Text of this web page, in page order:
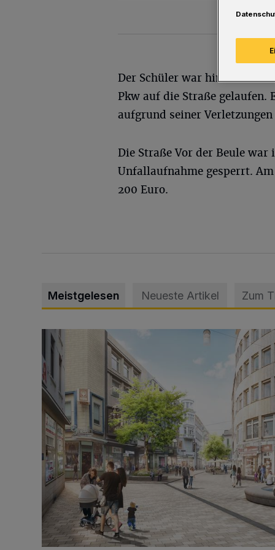
Der Schüler war hinter einem
Pkw auf die Straße gelaufen.
aufgrund seiner
Die Straße Vor der Beule
Unfallaufnahme gesperrt.
200 Euro.
Meistgelesen Neueste Artikel Zum
Ein neuer Brunnen für die Alte Freiheit